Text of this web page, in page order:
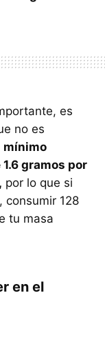
es
no es
mínimo
gramos por
por lo que si
consumir 128
tu masa
en el